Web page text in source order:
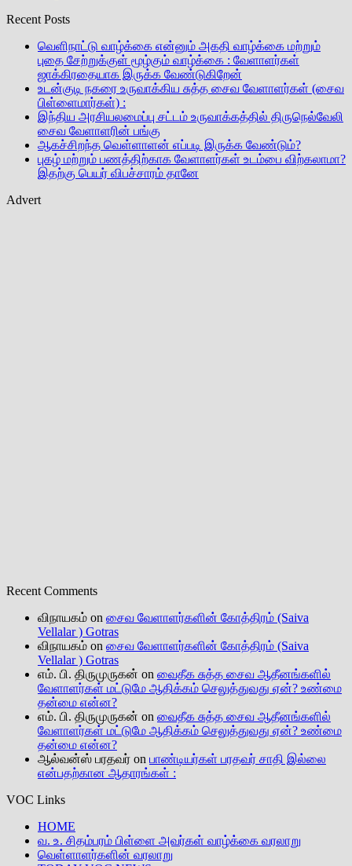
Recent Posts
வெளிநாட்டு வாழ்க்கை என்னும் அகதி வாழ்க்கை மற்றும்
புதை சேற்றுக்குள் மூழ்கும் வாழ்க்கை : வேளாளர்கள்
ஜாக்கிரதையாக இருக்க வேண்டுகிறேன்
உடன்குடி நகரை உருவாக்கிய சுத்த சைவ வேளாளர்கள் (சைவ
பிள்ளைமார்கள்) :
இந்திய அரசியலமைப்பு சட்டம் உருவாக்கத்தில் திருநெல்வேலி
சைவ வேளாளரின் பங்கு
ஆகச்சிறந்த வெள்ளாளன் எப்படி இருக்க வேண்டும்?
புகழ் மற்றும் பணத்திற்காக வேளாளர்கள் உடம்பை விற்கலாமா?
இதற்கு பெயர் விபச்சாரம் தானே
Advert
Recent Comments
விநாயகம் on சைவ வேளாளர்களின் கோத்திரம் (Saiva
Vellalar ) Gotras
விநாயகம் on சைவ வேளாளர்களின் கோத்திரம் (Saiva
Vellalar ) Gotras
எம். பி. திருமுருகன் on வைதீக சுத்த சைவ ஆதீனங்களில்
வேளாளர்கள் மட்டுமே ஆதிக்கம் செலுத்துவது ஏன்? உண்மை
தன்மை என்ன?
எம். பி. திருமுருகன் on வைதீக சுத்த சைவ ஆதீனங்களில்
வேளாளர்கள் மட்டுமே ஆதிக்கம் செலுத்துவது ஏன்? உண்மை
தன்மை என்ன?
ஆல்வன்ஸ் பரதவர் on பாண்டியர்கள் பரதவர் சாதி இல்லை
என்பதற்கான ஆதாரங்கள் :
VOC Links
HOME
வ. உ. சிதம்பரம் பிள்ளை அவர்கள் வாழ்க்கை வரலாறு
வெள்ளாளர்களின் வரலாறு